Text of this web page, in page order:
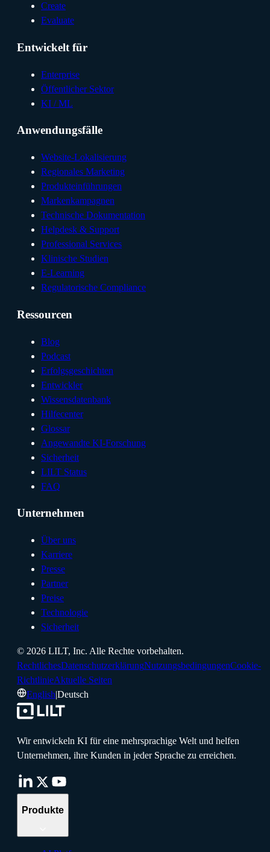
Create
Evaluate
Entwickelt für
Enterprise
Öffentlicher Sektor
KI / ML
Anwendungsfälle
Website-Lokalisierung
Regionales Marketing
Produkteinführungen
Markenkampagnen
Technische Dokumentation
Helpdesk & Support
Professional Services
Klinische Studien
E-Learning
Regulatorische Compliance
Ressourcen
Blog
Podcast
Erfolgsgeschichten
Entwickler
Wissensdatenbank
Hilfecenter
Glossar
Angewandte KI-Forschung
Sicherheit
LILT Status
FAQ
Unternehmen
Über uns
Karriere
Presse
Partner
Preise
Technologie
Sicherheit
© 2026 LILT, Inc. Alle Rechte vorbehalten.
RechtlichesDatenschutzerklärungNutzungsbedingungenCookie-
RichtlinieAktuelle Seiten
English|Deutsch
Wir entwickeln KI für eine mehrsprachige Welt und helfen
Unternehmen, ihre Kunden in jeder Sprache zu erreichen.
Produkte